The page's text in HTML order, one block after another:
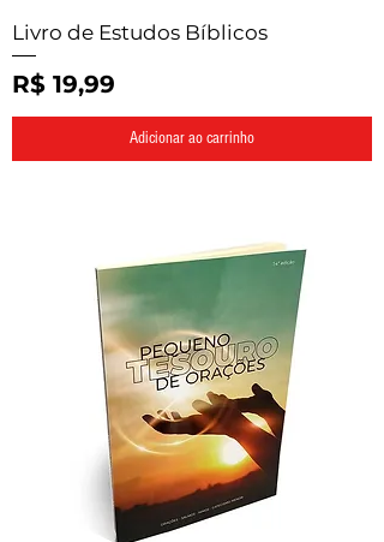
Livro de Estudos Bíblicos
Preço
R$ 19,99
Adicionar ao carrinho